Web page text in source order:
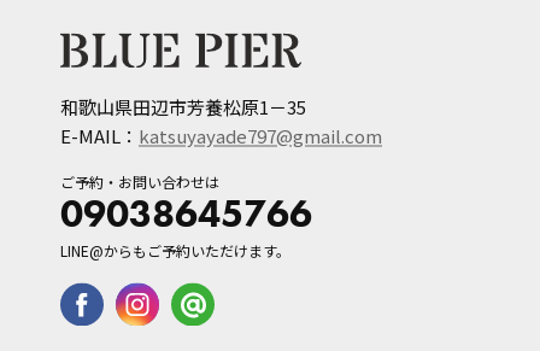
和歌山県田辺市芳養松原1－35
E-MAIL： katsuyayade797@gmail.com
ご予約・お問い合わせは
09038645766
LINE@からもご予約いただけます。